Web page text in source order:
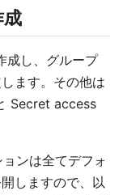
し、グループ
ます。その他は
Secret access
ンは全てデフォ
しますので、以